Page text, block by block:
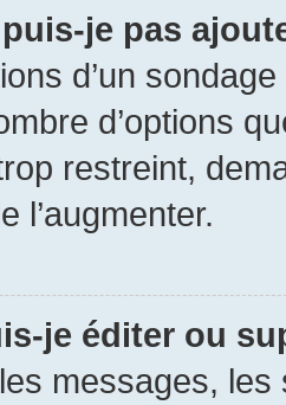
je pas
d’un
d’options
restreint,
l’augmenter.
je éditer ou
messages,